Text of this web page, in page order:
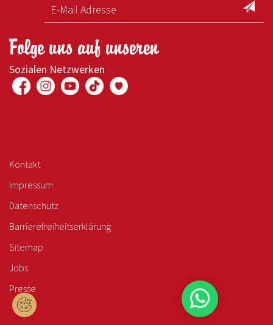
Folge uns auf unseren
Sozialen Netzwerken
Kontakt
Impressum
Datenschutz
Barrierefreiheitserklärung
Sitemap
Jobs
Presse